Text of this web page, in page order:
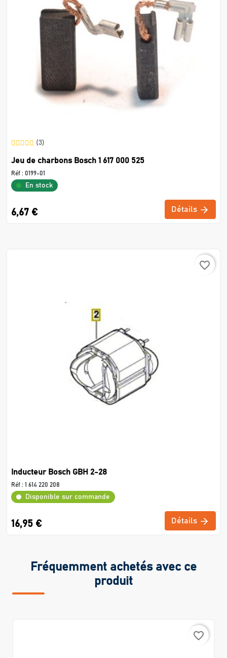
(3)
Jeu de charbons Bosch 1 617 000 525
Réf : 0199-01
En stock
6,67 € Détails
favorite_border
Inducteur Bosch GBH 2-28
Réf : 1 614 220 208
Disponible sur commande
16,95 € Détails
Fréquemment achetés avec ce
produit
favorite_border